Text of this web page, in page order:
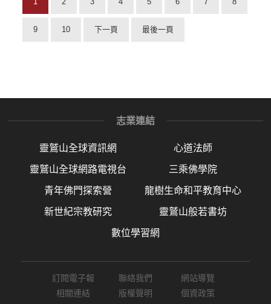
9 10 下一頁 最後一頁
志業連結
靈鷲山全球資訊網 心道法師
靈鷲山全球網路電視台 三乘佛學院
青年佛門探索營 龍樹生命和平教育中心
新世紀宗教研究 靈鷲山般若書坊
數位學習網
訂閱電子報 聯絡我們
網站導覽
相關連結
版權聲明 個資政策